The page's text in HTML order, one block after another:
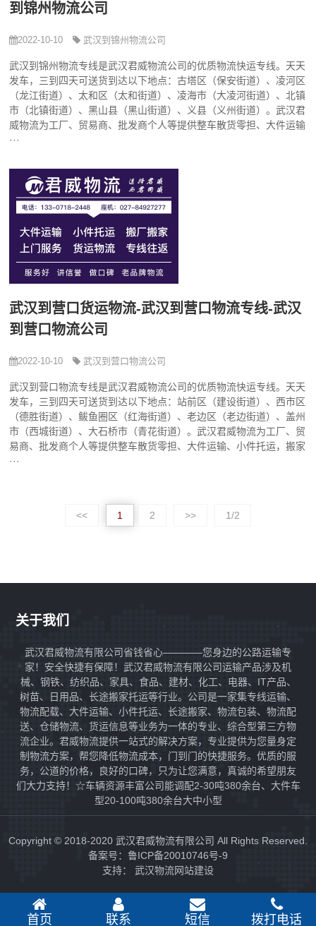
到锦州物流公司
2022-10-10 武汉到锦州物流公司
武汉到锦州物流专线是武汉君威物流公司的优质物流快运专线。天天
发车，三到四天可送货到达以下地点：古塔区（保安街道）、凌河区
（龙江街道）、太和区（太和街道）、凌海市（大凌河街道）、北镇
市（北镇街道）、黑山县（黑山街道）、义县（义州街道）。武汉君
威物流为工厂、贸易商、批发商个人等提供整车散货零担、大件运输
···
武汉到营口货运物流-武汉到营口物流专线-武汉
到营口物流公司
2022-10-10 武汉到营口物流公司
武汉到营口物流专线是武汉君威物流公司的优质物流快运专线。天天
发车，三到四天可送货到达以下地点：站前区（建设街道）、西市区
（德胜街道）、鲅鱼圈区（红海街道）、老边区（老边街道）、盖州
市（西城街道）、大石桥市（青花街道）。武汉君威物流为工厂、贸
易商、批发商个人等提供整车散货零担、大件运输、小件托运，搬家
···
<< 1 2 >> 1/2
关于我们
武汉君威物流有限公司省钱省心————您身边的公路运输专
家！安全快捷有保障！武汉君威物流有限公司运输产品涉及机
械、钢铁、纺织品、家具、食品、建材、化工、电器、IT产品、
树苗、日用品、长途搬家托运等行业。公司是一家集专线运输、
物流配载、大件运输、小件托运、长途搬家、物流包装、物流配
送、仓储物流、货运信息等业务为一体的专业、综合型第三方物
流企业。君威物流提供一站式的解决方案，专业提供为您量身定
制物流方案，帮您降低物流成本，门到门的快捷服务。优质的服
务，公道的价格，良好的口碑，只为让您满意，真诚的希望朋友
们大力支持！☆车辆资源丰富公司能调配2-30吨380余台、大件车
型20-100吨380余台大中小型
Copyright © 2018-2020 武汉君威物流有限公司 All Rights Reserved.
备案号：鲁ICP备20010746号-9
支持： 武汉物流网站建设
首页 联系 短信 拨打电话